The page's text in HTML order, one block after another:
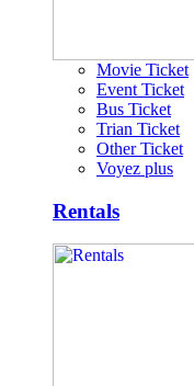
Movie Ticket
Event Ticket
Bus Ticket
Trian Ticket
Other Ticket
Voyez plus
Rentals